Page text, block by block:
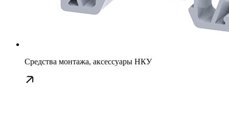
Средства монтажа, аксессуары НКУ